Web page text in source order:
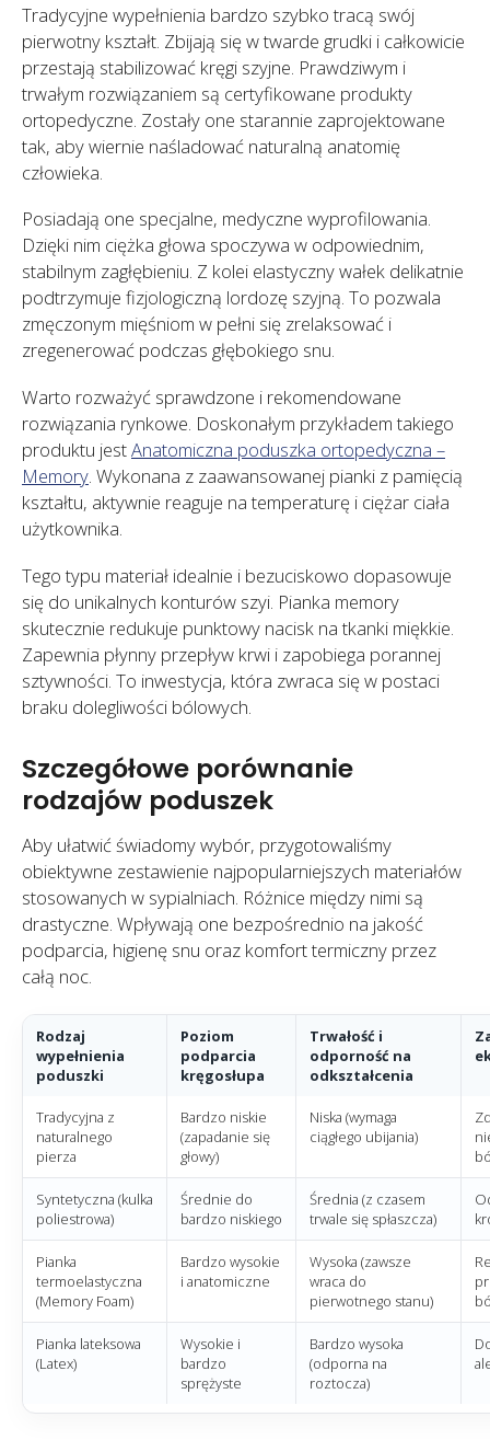
Tradycyjne wypełnienia bardzo szybko tracą swój
pierwotny kształt. Zbijają się w twarde grudki i całkowicie
przestają stabilizować kręgi szyjne. Prawdziwym i
trwałym rozwiązaniem są certyfikowane produkty
ortopedyczne. Zostały one starannie zaprojektowane
tak, aby wiernie naśladować naturalną anatomię
człowieka.
Posiadają one specjalne, medyczne wyprofilowania.
Dzięki nim ciężka głowa spoczywa w odpowiednim,
stabilnym zagłębieniu. Z kolei elastyczny wałek delikatnie
podtrzymuje fizjologiczną lordozę szyjną. To pozwala
zmęczonym mięśniom w pełni się zrelaksować i
zregenerować podczas głębokiego snu.
Warto rozważyć sprawdzone i rekomendowane
rozwiązania rynkowe. Doskonałym przykładem takiego
produktu jestAnatomiczna poduszka ortopedyczna –
Memory. Wykonana z zaawansowanej pianki z pamięcią
kształtu, aktywnie reaguje na temperaturę i ciężar ciała
użytkownika.
Tego typu materiał idealnie i bezuciskowo dopasowuje
się do unikalnych konturów szyi. Pianka memory
skutecznie redukuje punktowy nacisk na tkanki miękkie.
Zapewnia płynny przepływ krwi i zapobiega porannej
sztywności. To inwestycja, która zwraca się w postaci
braku dolegliwości bólowych.
Szczegółowe porównanie
rodzajów poduszek
Aby ułatwić świadomy wybór, przygotowaliśmy
obiektywne zestawienie najpopularniejszych materiałów
stosowanych w sypialniach. Różnice między nimi są
drastyczne. Wpływają one bezpośrednio na jakość
podparcia, higienę snu oraz komfort termiczny przez
całą noc.
Rodzaj
wypełnienia
poduszki
Poziom
podparcia
kręgosłupa
Trwałość i
odporność na
odkształcenia
Tradycyjna z
naturalnego
pierza
Bardzo niskie
(zapadanie się
głowy)
Niska (wymaga
ciągłego ubijania)
Syntetyczna (kulka
poliestrowa)
Średnie do
bardzo niskiego
Średnia (z czasem
trwale się spłaszcza)
Pianka
termoelastyczna
(Memory Foam)
Bardzo wysokie
i anatomiczne
Wysoka (zawsze
wraca do
pierwotnego stanu)
Pianka lateksowa
(Latex)
Wysokie i
bardzo
sprężyste
Bardzo wysoka
(odporna na
roztocza)